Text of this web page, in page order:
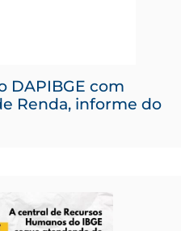
DAPIBGE com
Renda, informe do